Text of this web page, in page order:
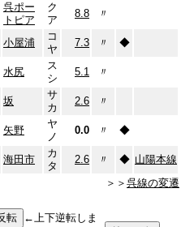
呉ポー
トピア
ク
ア
8.8 〃
小屋浦
コ
ヤ
7.3 〃 ◆
水尻
ス
シ
5.1 〃
坂
サ
カ
2.6 〃
矢野
ヤ
ノ
0.0 〃 ◆
海田市
カ
タ
2.6 〃 ◆ 山陽本線
＞＞ 呉線の変遷
←上下逆転しま